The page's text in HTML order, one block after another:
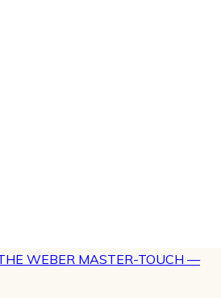
WEBER MASTER-TOUCH —